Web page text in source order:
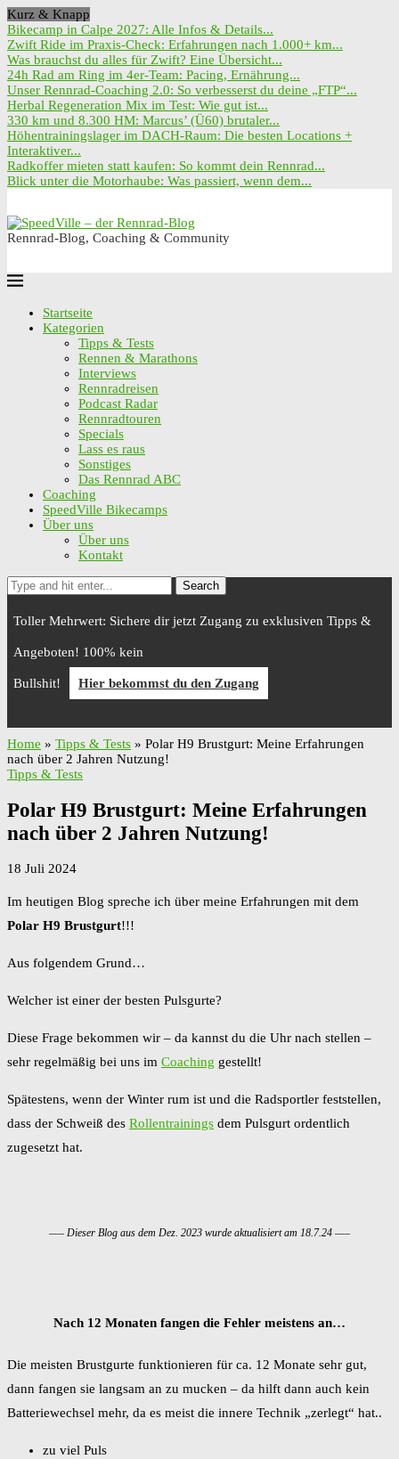
Kurz & Knapp
Bikecamp in Calpe 2027: Alle Infos & Details...
Zwift Ride im Praxis-Check: Erfahrungen nach 1.000+ km...
Was brauchst du alles für Zwift? Eine Übersicht...
24h Rad am Ring im 4er-Team: Pacing, Ernährung...
Unser Rennrad-Coaching 2.0: So verbesserst du deine „FTP“...
Herbal Regeneration Mix im Test: Wie gut ist...
330 km und 8.300 HM: Marcus’ (Ü60) brutaler...
Höhentrainingslager im DACH-Raum: Die besten Locations +
Interaktiver...
Radkoffer mieten statt kaufen: So kommt dein Rennrad...
Blick unter die Motorhaube: Was passiert, wenn dem...
Rennrad-Blog, Coaching & Community
Startseite
Kategorien
Tipps & Tests
Rennen & Marathons
Interviews
Rennradreisen
Podcast Radar
Rennradtouren
Specials
Lass es raus
Sonstiges
Das Rennrad ABC
Coaching
SpeedVille Bikecamps
Über uns
Über uns
Kontakt
Search
Toller Mehrwert: Sichere dir jetzt Zugang zu exklusiven Tipps &
Angeboten! 100% kein
Bullshit! Hier bekommst du den Zugang
Home » Tipps & Tests » Polar H9 Brustgurt: Meine Erfahrungen
nach über 2 Jahren Nutzung!
Tipps & Tests
Polar H9 Brustgurt: Meine Erfahrungen
nach über 2 Jahren Nutzung!
18 Juli 2024
Im heutigen Blog spreche ich über meine Erfahrungen mit dem
Polar H9 Brustgurt!!!
Aus folgendem Grund…
Welcher ist einer der besten Pulsgurte?
Diese Frage bekommen wir – da kannst du die Uhr nach stellen –
sehr regelmäßig bei uns im Coaching gestellt!
Spätestens, wenn der Winter rum ist und die Radsportler feststellen,
dass der Schweiß des Rollentrainings dem Pulsgurt ordentlich
zugesetzt hat.
—– Dieser Blog aus dem Dez. 2023 wurde aktualisiert am 18.7.24 —–
Nach 12 Monaten fangen die Fehler meistens an…
Die meisten Brustgurte funktionieren für ca. 12 Monate sehr gut,
dann fangen sie langsam an zu mucken – da hilft dann auch kein
Batteriewechsel mehr, da es meist die innere Technik „zerlegt“ hat..
zu viel Puls